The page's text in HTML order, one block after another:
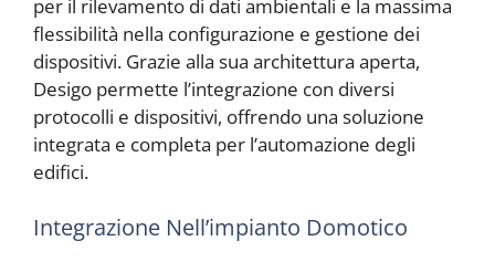
per il rilevamento di dati ambientali e la massima
flessibilità nella configurazione e gestione dei
dispositivi. Grazie alla sua architettura aperta,
Desigo permette l’integrazione con diversi
protocolli e dispositivi, offrendo una soluzione
integrata e completa per l’automazione degli
edifici.
Integrazione Nell’impianto Domotico